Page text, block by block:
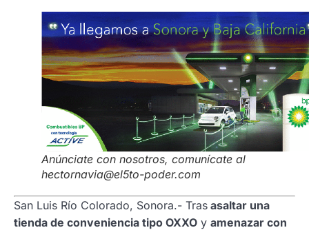
Anúnciate con nosotros, comunícate al
hectornavia@el5to-poder.com
San Luis Río Colorado, Sonora.- Tras asaltar una
tienda de conveniencia tipo OXXO y amenazar con